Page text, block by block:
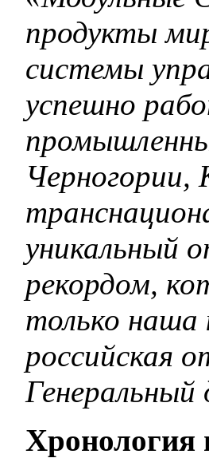
продукты
системы
успешно
Черногории,
уникальный
рекордом,
только наша
российская
Хронология